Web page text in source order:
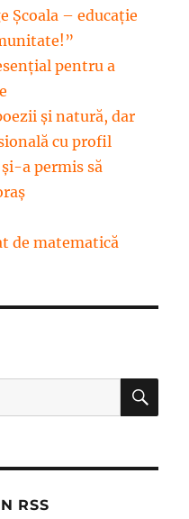
Școala – educație
pentru a
și natură, dar
cu profil
a permis să
de matematică
RSS